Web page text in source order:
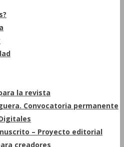
la revista
Convocatoria permanente
– Proyecto editorial
creadores